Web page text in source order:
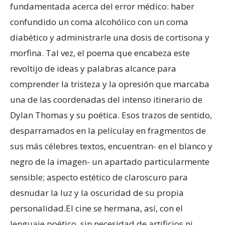
fundamentada acerca del error médico: haber
confundido un coma alcohólico con un coma
diabético y administrarle una dosis de cortisona y
morfina. Tal vez, el poema que encabeza este
revoltijo de ideas y palabras alcance para
comprender la tristeza y la opresión que marcaba
una de las coordenadas del intenso itinerario de
Dylan Thomas y su poética. Esos trazos de sentido,
desparramados en la películay en fragmentos de
sus más célebres textos, encuentran- en el blanco y
negro de la imagen- un apartado particularmente
sensible; aspecto estético de claroscuro para
desnudar la luz y la oscuridad de su propia
personalidad.El cine se hermana, así, con el